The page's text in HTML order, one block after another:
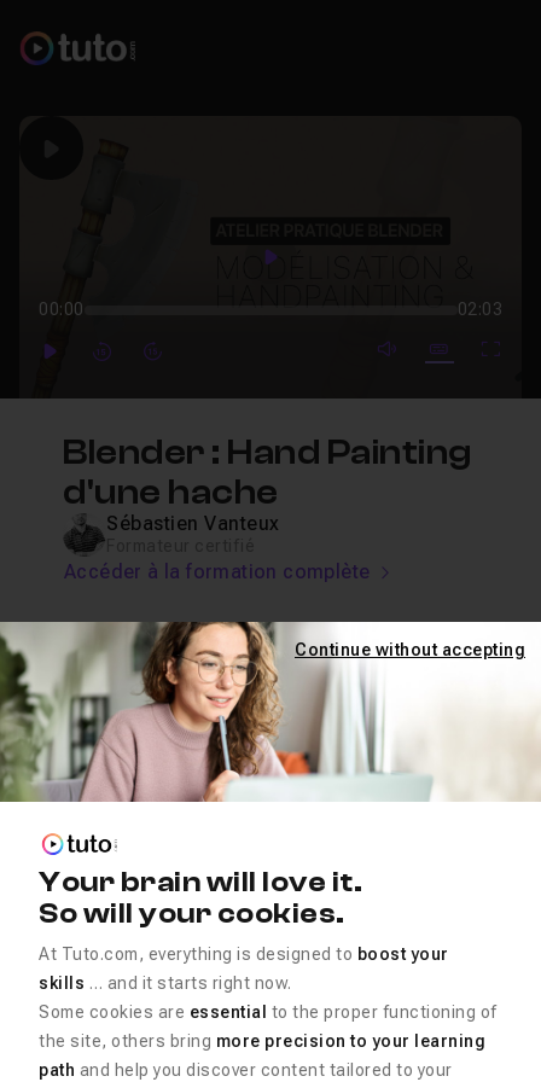
Play
00:00 02:03
PlayForwardForward mute video
Subtitles
Blender : Hand Painting
d'une hache
Sébastien Vanteux
Accéder à la formation complète